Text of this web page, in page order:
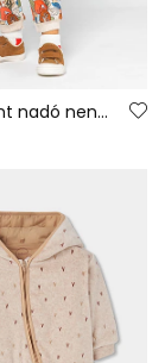
Conjunt punt nadó nen estampat bosc